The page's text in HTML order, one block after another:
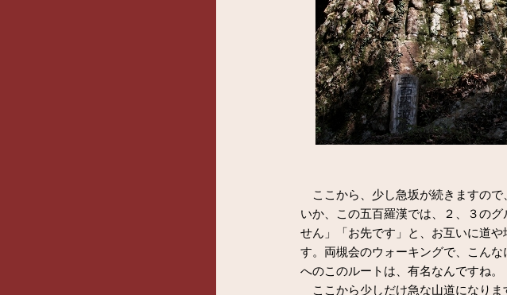
ここから、少し急坂が続きますので
いか、この五百羅漢では、２、３の
せん」「お先です」と、お互いに道
す。両槻会のウォーキングで、こん
へのこのルートは、有名なんですね。
ここから少しだけ急な山道になりま